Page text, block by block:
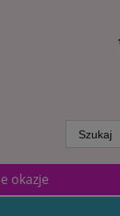
okazje